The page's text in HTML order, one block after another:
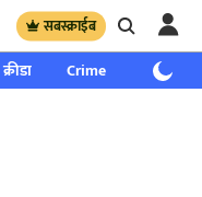
सबस्क्राईब
क्रीडा Crime साप्ताहिक